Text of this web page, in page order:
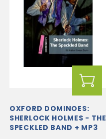
OXFORD DOMINOES:
SHERLOCK HOLMES - THE
SPECKLED BAND + MP3